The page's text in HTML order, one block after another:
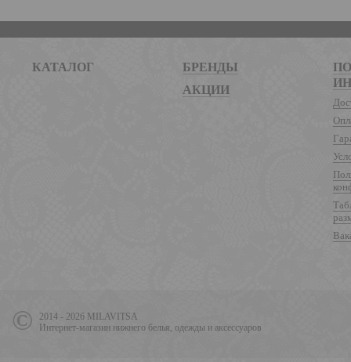
КАТАЛОГ
БРЕНДЫ
АКЦИИ
2014 - 2026 MILAVITSA
Интернет-магазин нижнего белья, одежды и аксессуаров